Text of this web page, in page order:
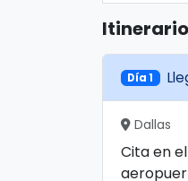
Día 1
Dallas
Cita en